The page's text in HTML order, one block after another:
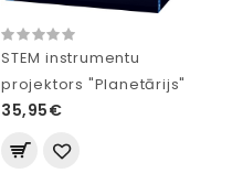
STEM instrumentu
projektors "Planetārijs"
35,95€